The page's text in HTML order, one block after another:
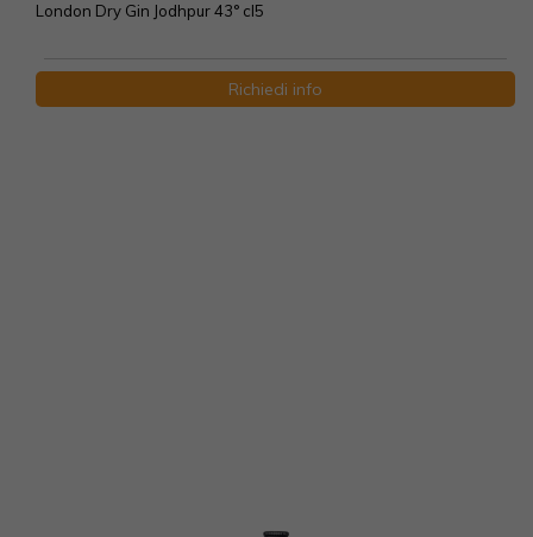
London Dry Gin Jodhpur 43° cl5
Richiedi info